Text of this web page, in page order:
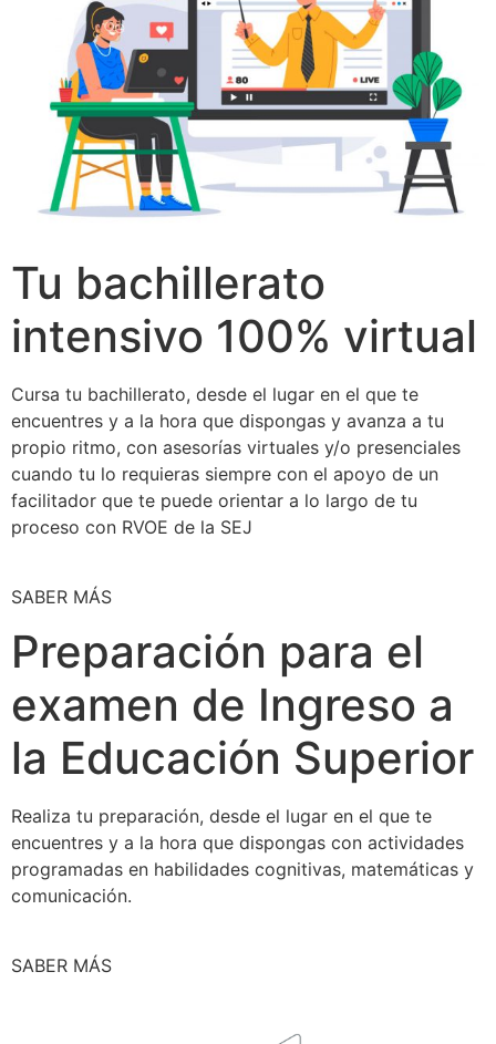
Tu bachillerato
intensivo 100% virtual
Cursa tu bachillerato, desde el lugar en el que te
encuentres y a la hora que dispongas y avanza a tu
propio ritmo, con asesorías virtuales y/o presenciales
cuando tu lo requieras siempre con el apoyo de un
facilitador que te puede orientar a lo largo de tu
proceso con RVOE de la SEJ
SABER MÁS
Preparación para el
examen de Ingreso a
la Educación Superior
Realiza tu preparación, desde el lugar en el que te
encuentres y a la hora que dispongas con actividades
programadas en habilidades cognitivas, matemáticas y
comunicación.
SABER MÁS